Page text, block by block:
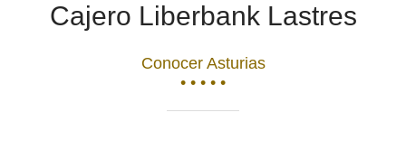
Cajero Liberbank Lastres
Conocer Asturias
• • • • •